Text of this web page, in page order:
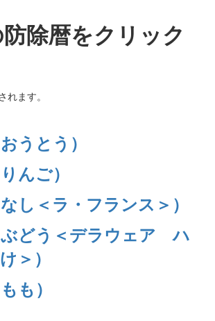
除暦をクリック
れます。
うとう）
んご）
なし＜ラ・フランス＞）
ぶどう＜デラウェア ハ
＞）
も）